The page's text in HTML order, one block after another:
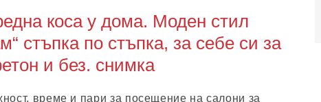
коса у дома. Моден стил
стъпка по стъпка, за себе си за
и без. снимка
време и пари за посещение на салони за